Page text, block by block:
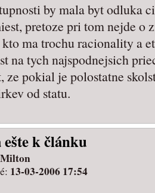
by mala byt odluka
pretoze pri tom nejde o
kto ma trochu racionality a
na tych najspodnejsich
ze pokial je polostatne
od statu.
k článku
Milton
13-03-2006 17:54